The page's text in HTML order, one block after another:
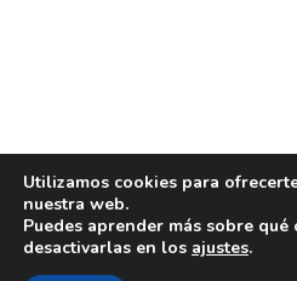
Utilizamos cookies para
nuestra web.
Puedes aprender más sobre
desactivarlas en los ajustes.